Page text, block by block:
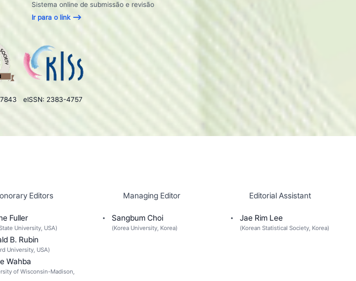
Sistema online de submissão e revisão
Ir para o link
eISSN: 2383-4757
Editors
Fuller
University, USA)
B. Rubin
University, USA)
Wahba
of Wisconsin-Madison,
Managing Editor
Sangbum Choi
(Korea University, Korea)
Editorial Assistant
Jae Rim Lee
(Korean Statistical Society, Korea)